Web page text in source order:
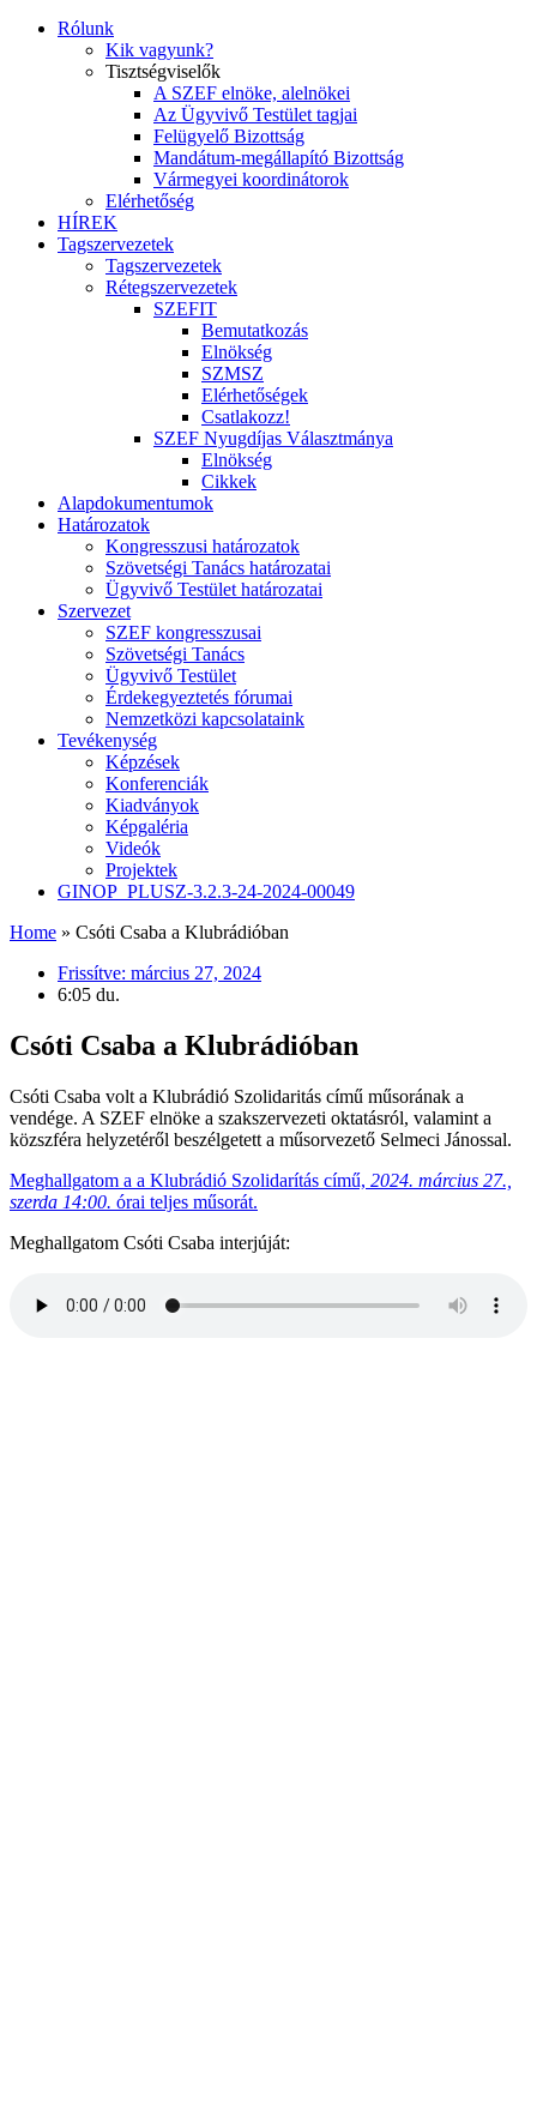
Rólunk
Kik vagyunk?
Tisztségviselők
A SZEF elnöke, alelnökei
Az Ügyvivő Testület tagjai
Felügyelő Bizottság
Mandátum-megállapító Bizottság
Vármegyei koordinátorok
Elérhetőség
HÍREK
Tagszervezetek
Tagszervezetek
Rétegszervezetek
SZEFIT
Bemutatkozás
Elnökség
SZMSZ
Elérhetőségek
Csatlakozz!
SZEF Nyugdíjas Választmánya
Elnökség
Cikkek
Alapdokumentumok
Határozatok
Kongresszusi határozatok
Szövetségi Tanács határozatai
Ügyvivő Testület határozatai
Szervezet
SZEF kongresszusai
Szövetségi Tanács
Ügyvivő Testület
Érdekegyeztetés fórumai
Nemzetközi kapcsolataink
Tevékenység
Képzések
Konferenciák
Kiadványok
Képgaléria
Videók
Projektek
GINOP_PLUSZ-3.2.3-24-2024-00049
Home » Csóti Csaba a Klubrádióban
Frissítve: március 27, 2024
6:05 du.
Csóti Csaba a Klubrádióban
Csóti Csaba volt a Klubrádió Szolidaritás című műsorának a
vendége. A SZEF elnöke a szakszervezeti oktatásról, valamint a
közszféra helyzetéről beszélgetett a műsorvezető Selmeci Jánossal.
Meghallgatom a a Klubrádió Szolidarítás című, 2024. március 27.,
szerda 14:00. órai teljes műsorát.
Meghallgatom Csóti Csaba interjúját: